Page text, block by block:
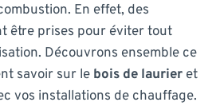
En effet, des
être prises pour éviter tout
Découvrons ensemble ce
savoir sur le bois de laurier et
vos installations de chauffage.